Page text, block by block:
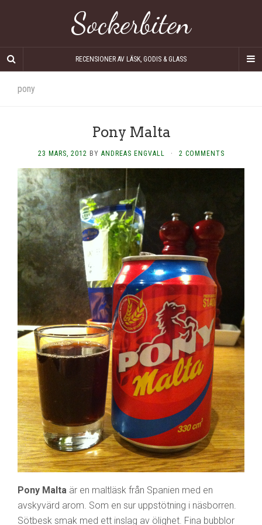
Sockerbiten
RECENSIONER AV LÄSK, GODIS & GLASS
pony
Pony Malta
23 MARS, 2012 BY ANDREAS ENGVALL · 2 COMMENTS
Pony Malta är en maltläsk från Spanien med en
avskyvärd arom. Som en sur uppstötning i näsborren.
Sötbesk smak med ett inslag av ölighet. Fina bubblor